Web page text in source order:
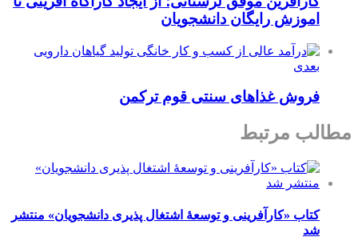
اموزش رایگان دانشجویان
بعدی
فروش غذاهای سنتی قوم ترکمن
مطالب مرتبط
کتاب «کارآفرینی و توسعۀ اشتغال پذیری دانشجویان» منتشر
شد